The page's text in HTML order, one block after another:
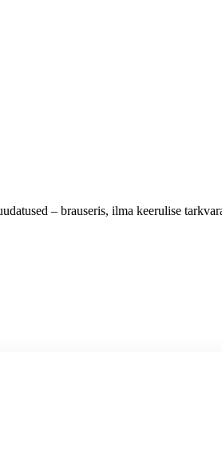
– brauseris, ilma keerulise